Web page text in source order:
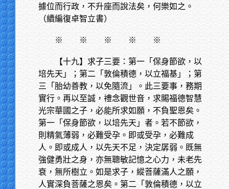
據位而行政，不升座而說法矣，何樂如之。
（續編復卓智立書）
※ ※ ※ ※ ※
【十九】求子三要：第一「保身節欲，以
培先天」；第二「敦倫積德，以立福基」；第
三「胎幼善教，以免隨流」。此三要事，務期
實行。再以至誠，禮念觀世音，求賜福德智慧
光宗華國之子，必能所求如願，不負聖恩矣。
第一「保身節欲，以培先天」者。若不節欲，
則精氣薄弱，必難受孕。即或受孕，必難成
人。即或成人，以先天不足，決定孱弱。既無
強健勇壯之身，亦無聰敏記憶之心力，未老先
衰，無所樹立。如是求子，縱菩薩滿人之願，
人實深負菩薩之恩矣。第二「敦倫積德，以立